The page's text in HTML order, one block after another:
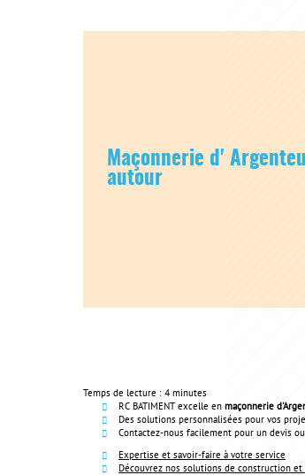
Maçonnerie d'
autour
Temps de lecture : 4 minutes
RC BATIMENT excelle en maçonnerie
Des solutions personnalisées pour vos
Contactez-nous facilement pour un devis
Expertise et savoir-faire à votre service
Découvrez nos solutions de construction et